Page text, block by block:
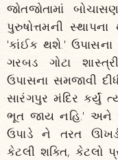
જોતજોતામાં
પુરુષોત્તમની
'કાંઈક થશે.'
ગરબડ ગોટા
ઉપાસના સમજાવી
સારંગપુર મંદિર કર્યું
ભૂત જાય નહિ.' અને
ઉપાડે ને તરત
કેટલી શક્તિ, કેટલો